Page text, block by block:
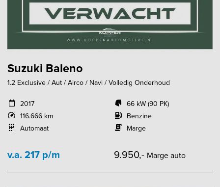
Suzuki Baleno
1.2 Exclusive / Aut / Airco / Navi / Volledig Onderhoud
2017
116.666 km
Automaat
66 kW (90 PK)
Benzine
Marge
v.a. 217 p/m 9.950,- Marge auto